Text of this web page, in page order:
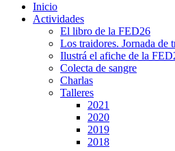
Inicio
Actividades
El libro de la FED26
Los traidores. Jornada de
Ilustrá el afiche de la
Colecta de sangre
Charlas
Talleres
2021
2020
2019
2018